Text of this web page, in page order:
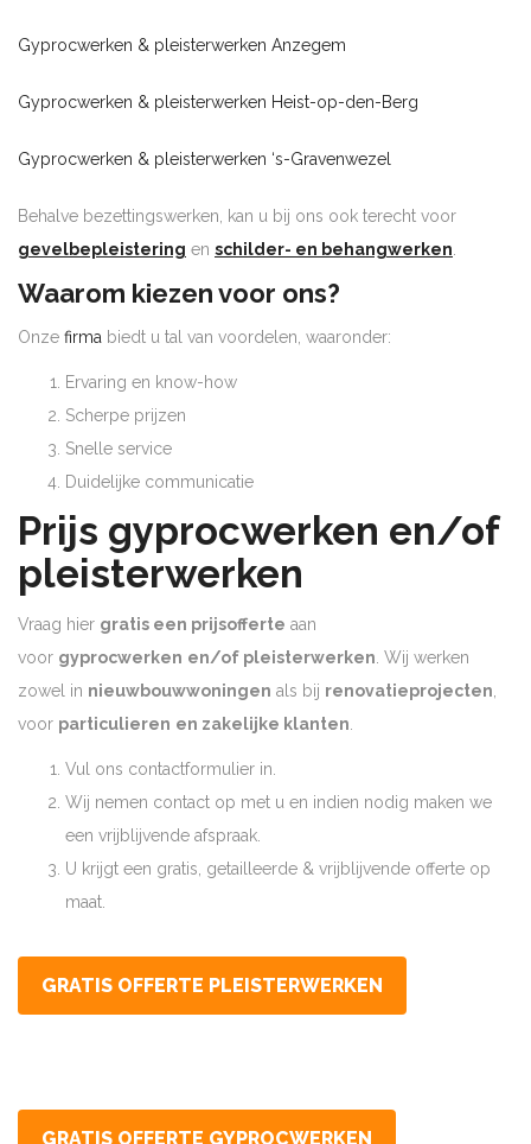
Gyprocwerken & pleisterwerken Anzegem
Gyprocwerken & pleisterwerken Heist-op-den-Berg
Gyprocwerken & pleisterwerken ‘s-Gravenwezel
Behalve bezettingswerken, kan u bij ons ook terecht voor
gevelbepleistering en schilder- en behangwerken.
Waarom kiezen voor ons?
Onze firma biedt u tal van voordelen, waaronder:
Ervaring en know-how
Scherpe prijzen
Snelle service
Duidelijke communicatie
Prijs gyprocwerken en/of
pleisterwerken
Vraag hier gratis een prijsofferte aan
voor gyprocwerken en/of pleisterwerken. Wij werken
zowel in nieuwbouwwoningen als bij renovatieprojecten,
voor particulieren en zakelijke klanten.
Vul ons contactformulier in.
Wij nemen contact op met u en indien nodig maken we
een vrijblijvende afspraak.
U krijgt een gratis, getailleerde & vrijblijvende offerte op
maat.
GRATIS OFFERTE PLEISTERWERKEN
GRATIS OFFERTE GYPROCWERKEN